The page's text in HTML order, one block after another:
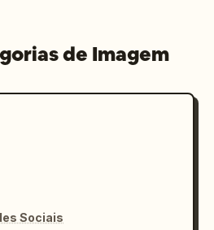
de Imagem
Sociais